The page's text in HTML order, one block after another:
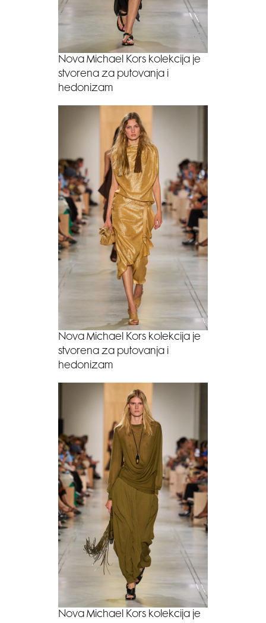
Nova Michael Kors kolekcija je
stvorena za putovanja i
hedonizam
Nova Michael Kors kolekcija je
stvorena za putovanja i
hedonizam
Nova Michael Kors kolekcija je